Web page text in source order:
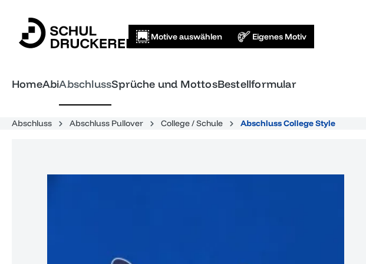
Motive auswählen Eigenes Motiv
HomeAbiAbschlussSprüche und MottosBestellformular
Abschluss Abschluss Pullover College / Schule Abschluss College Style